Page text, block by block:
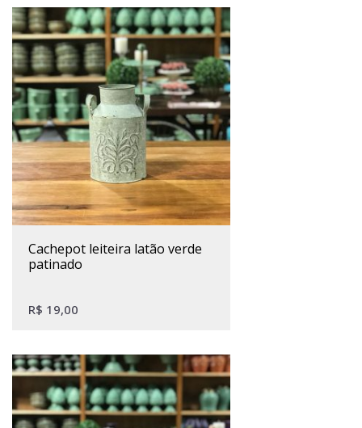
cachepot leiteira latão verde
patinado
R$ 19,00